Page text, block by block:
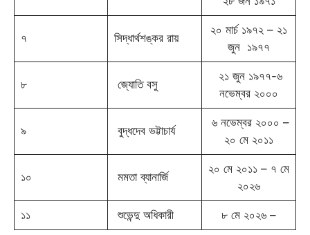
৭ সিদ্ধার্থশঙ্কর রায়
২০ মার্চ ১৯৭২ – ২১
জুন ১৯৭৭
৮ জ্যোতি বসু
২১ জুন ১৯৭৭-৬
নভেম্বর ২০০০
৯ বুদ্ধদেব ভট্টাচার্য
৬ নভেম্বর ২০০০ –
২০ মে ২০১১
১০ মমতা ব্যানার্জি
২০ মে ২০১১ – ৭ মে
২০২৬
১১ শুভেন্দু অধিকারী ৮ মে ২০২৬ –